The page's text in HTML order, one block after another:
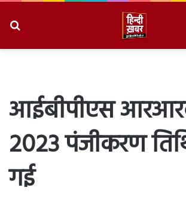
आईबीपीएस
2023 पंजीकरण
गई